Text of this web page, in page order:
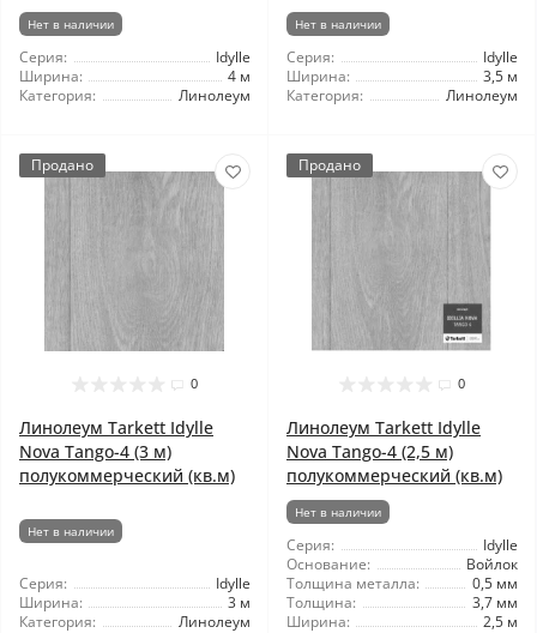
Нет в наличии
Серия:
Idylle
Ширина:
4 м
Категория:
Линолеум
Нет в наличии
Серия:
Idylle
Ширина:
3,5 м
Категория:
Линолеум
Продано
0
Линолеум Tarkett Idylle
Nova Tango-4 (3 м)
полукоммерческий (кв.м)
Нет в наличии
Серия:
Idylle
Ширина:
3 м
Категория:
Линолеум
Продано
0
Линолеум Tarkett Idylle
Nova Tango-4 (2,5 м)
полукоммерческий (кв.м)
Нет в наличии
Серия:
Idylle
Основание:
Войлок
Толщина металла:
0,5 мм
Толщина:
3,7 мм
Ширина:
2,5 м